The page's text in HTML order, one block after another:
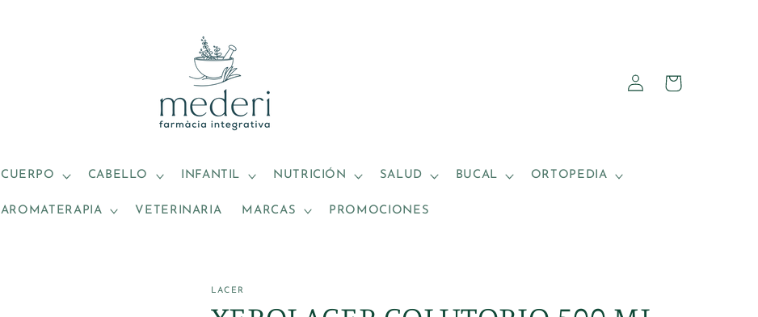
CUERPO CABELLO INFANTIL NUTRICIÓN SALUD BUCAL ORTOPEDIA
AROMATERAPIA VETERINARIA MARCAS PROMOCIONES
Iniciar
sesión
Carrito
LACER